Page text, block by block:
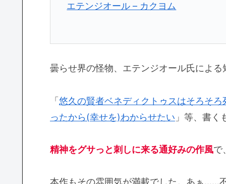
エテンジオール – カクヨム
曇らせ界の怪物、エテンジオール氏による
「悠久の賢者ベネディクトゥスはそろそろ
ったから(幸せを)わからせたい 」等、書く
精神をグサっと刺しに来る通好みの作風で